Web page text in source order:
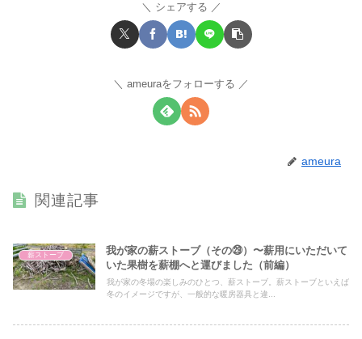
シェアする
ameuraをフォローする
ameura
関連記事
薪ストーブ
我が家の薪ストーブ（その㉙）〜薪用にいただいて
いた果樹を薪棚へと運びました（前編）
我が家の冬場の楽しみのひとつ、薪ストーブ。薪ストーブといえば
冬のイメージですが、一般的な暖房器具と違...